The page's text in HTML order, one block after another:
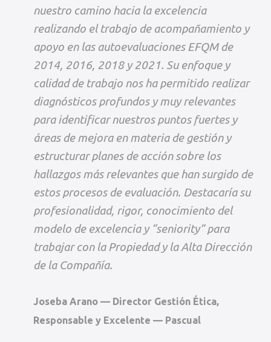
nuestro camino hacia la excelencia
realizando el trabajo de acompañamiento y
apoyo en las autoevaluaciones EFQM de
2014, 2016, 2018 y 2021. Su enfoque y
calidad de trabajo nos ha permitido realizar
diagnósticos profundos y muy relevantes
para identificar nuestros puntos fuertes y
áreas de mejora en materia de gestión y
estructurar planes de acción sobre los
hallazgos más relevantes que han surgido de
estos procesos de evaluación. Destacaría su
profesionalidad, rigor, conocimiento del
modelo de excelencia y “seniority” para
trabajar con la Propiedad y la Alta Dirección
de la Compañía.
Joseba Arano — Director Gestión Ética,
Responsable y Excelente — Pascual